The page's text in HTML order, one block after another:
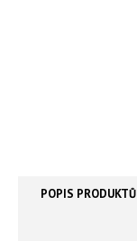
POPIS PRODUKTŮ